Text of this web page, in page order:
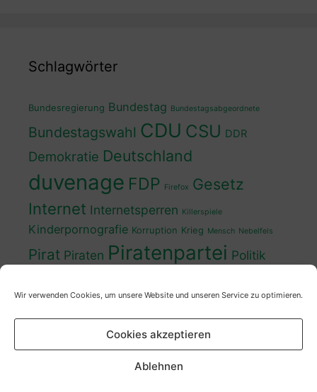
Wir verwenden Cookies, um unsere Website und unseren Service zu optimieren.
Cookies akzeptieren
Ablehnen
Schlagwörter
Bundesregierung Bundestag Bundestagsabgeordnete
Bundestagswahl CDU CSU DDR
Demokratie Deutschland
duvenage FDP Firefox Gesetz
Internet Internetsperren Killerspiele
Kinderpornografie Korruption Krieg Mensch Nebelfels
Pirat Piraten Piratenpartei Politik
Wahlkampf Wahlprogramm Wähler
Zensur Zensursula Überwachung